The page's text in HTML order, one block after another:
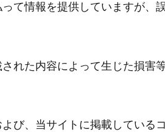
て情報を提供していますが、
れた内容によって生じた損害
び、当サイトに掲載している